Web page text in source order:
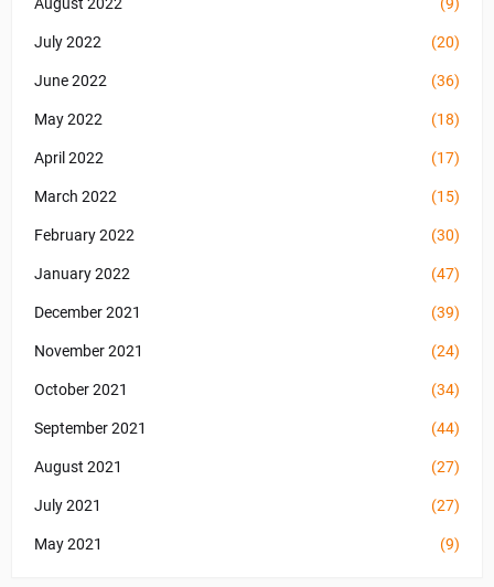
July 2022 (20)
June 2022 (36)
May 2022 (18)
April 2022 (17)
March 2022 (15)
February 2022 (30)
January 2022 (47)
December 2021 (39)
November 2021 (24)
October 2021 (34)
September 2021 (44)
August 2021 (27)
July 2021 (27)
May 2021 (9)